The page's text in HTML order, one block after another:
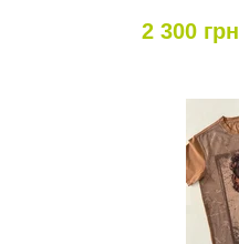
2 300 грн